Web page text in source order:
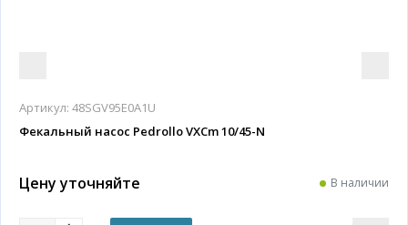
Артикул: 48SGV95E0A1U
Фекальный насос Pedrollo VXCm 10/45-N
Цену уточняйте В наличии